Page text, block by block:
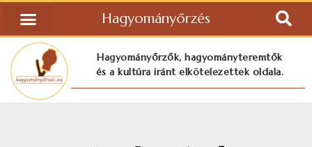
Hagyományőrzés
Hagyományőrzők, hagyományteremtők
és a kultúra iránt elkötelezettek oldala.